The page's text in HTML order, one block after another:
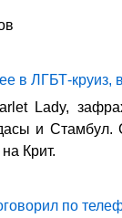
в ЛГБТ-круиз,
Lady,
и Стамбул.
Крит.
по